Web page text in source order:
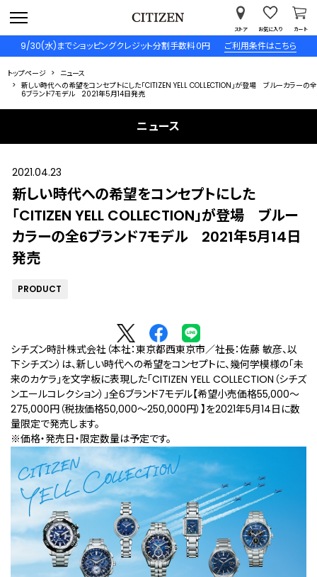
9/30(水)までショッピングクレジット分割手数料０円 ご利用条件はこちら
ストア お気に入り カート
トップページ
ニュース
新しい時代への希望をコンセプトにした「CITIZEN YELL COLLECTION」が登場 ブルーカラーの全
6ブランド7モデル 2021年5月14日発売
ニュース
2021.04.23
新しい時代への希望をコンセプトにした
「CITIZEN YELL COLLECTION」が登場 ブルー
カラーの全6ブランド7モデル 2021年5月14日
発売
PRODUCT
シチズン時計株式会社（本社：東京都西東京市／社長：佐藤 敏彦、以
下シチズン）は、新しい時代への希望をコンセプトに、幾何学模様の「未
来のカケラ」を文字板に表現した「CITIZEN YELL COLLECTION（シチズ
ンエールコレクション）」全6ブランド7モデル【希望小売価格55,000～
275,000円（税抜価格50,000～250,000円）】を2021年5月14日に数
量限定で発売します。
※価格・発売日・限定数量は予定です。